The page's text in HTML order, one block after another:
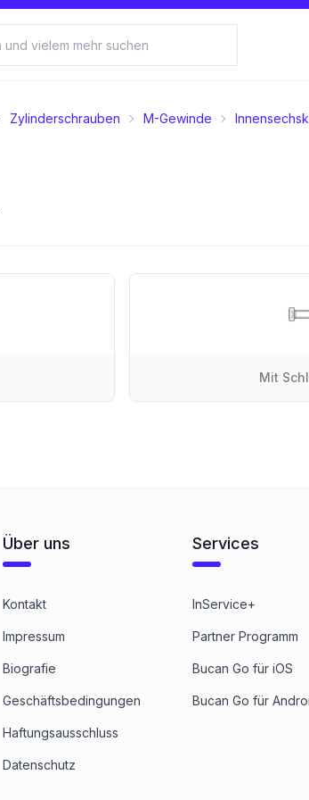
Zylinderschrauben M-Gewinde
Mit
Über uns
Kontakt
Impressum
Biografie
Geschäftsbedingungen
Haftungsausschluss
Datenschutz
Services
InService+
Partner Programm
Bucan Go für iOS
Bucan Go für